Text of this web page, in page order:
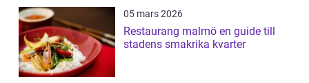
05 mars 2026
Restaurang malmö en guide till
stadens smakrika kvarter